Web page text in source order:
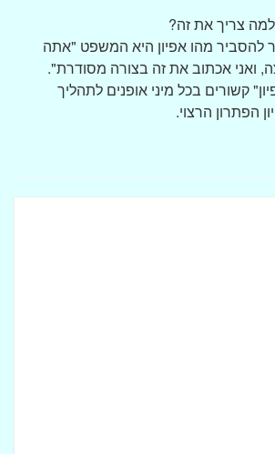
צריך את זה?
להסביר מהו אפיון היא המשפט "אתה
ואני אכתוב את זה בצורה מסודרת".
קשורים בכל מיני אופנים לתהליך
הפתרון הרצוי.